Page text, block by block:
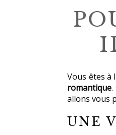
Vous êtes à
romantique.
allons vous
UNE